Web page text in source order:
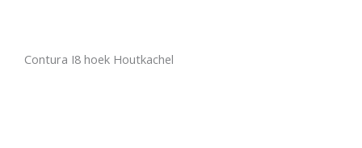
Contura I8 hoek Houtkachel